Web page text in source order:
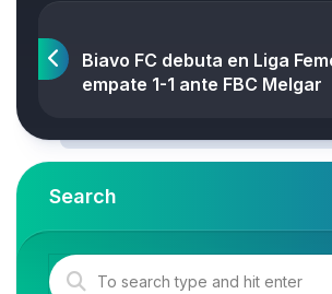
Biavo FC debuta en Liga
empate 1-1 ante FBC Melgar
Search